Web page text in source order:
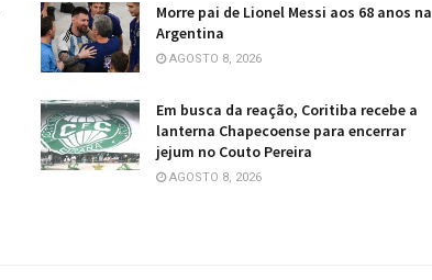
Morre pai de Lionel Messi aos 68 anos na
Argentina
AGOSTO 8, 2026
Em busca da reação, Coritiba recebe a
lanterna Chapecoense para encerrar
jejum no Couto Pereira
AGOSTO 8, 2026